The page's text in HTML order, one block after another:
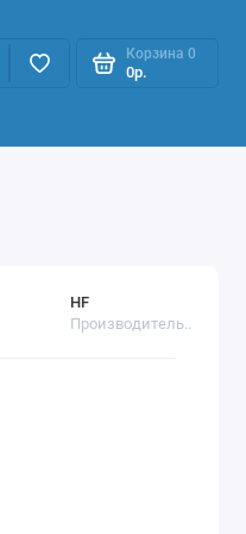
Корзина 0
0р.
HF
Производитель..